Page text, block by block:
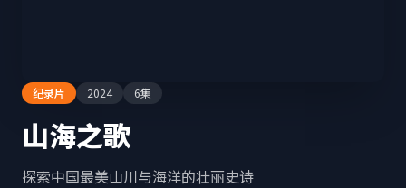
纪录片 2024 6集
山海之歌
探索中国最美山川与海洋的壮丽史诗